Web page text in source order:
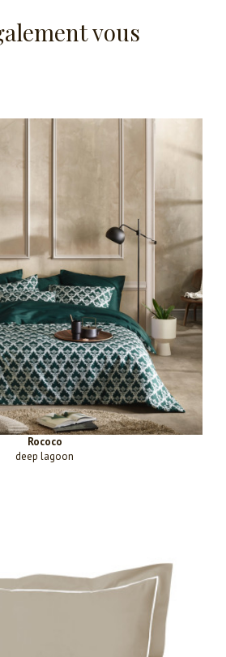
vous
Rococo
deep lagoon